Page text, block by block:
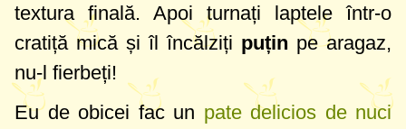
textura finală. Apoi turnați laptele într-o
cratiță mică și îl încălziți puțin pe aragaz,
nu-l fierbeți!
Eu de obicei fac un pate delicios de nuci